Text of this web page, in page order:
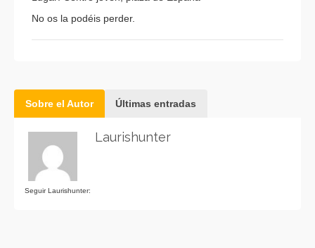
No os la podéis perder.
Sobre el Autor Últimas entradas
Seguir Laurishunter:
Laurishunter